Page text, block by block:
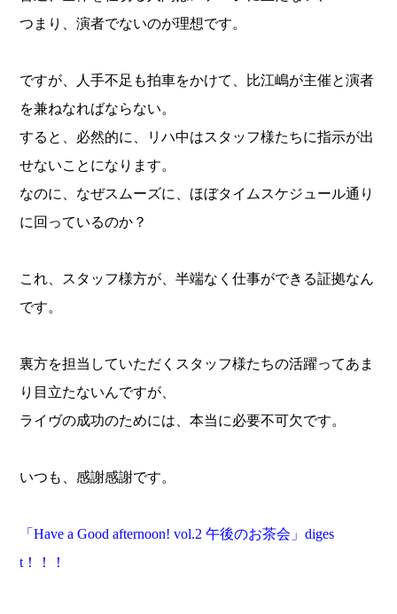
つまり、演者でないのが理想です。
ですが、人手不足も拍車をかけて、比江嶋が主催と演者
を兼ねなればならない。
すると、必然的に、リハ中はスタッフ様たちに指示が出
せないことになります。
なのに、なぜスムーズに、ほぼタイムスケジュール通り
に回っているのか？
これ、スタッフ様方が、半端なく仕事ができる証拠なん
です。
裏方を担当していただくスタッフ様たちの活躍ってあま
り目立たないんですが、
ライヴの成功のためには、本当に必要不可欠です。
いつも、感謝感謝です。
「Have a Good afternoon! vol.2午後のお茶会」diges
t ！！！